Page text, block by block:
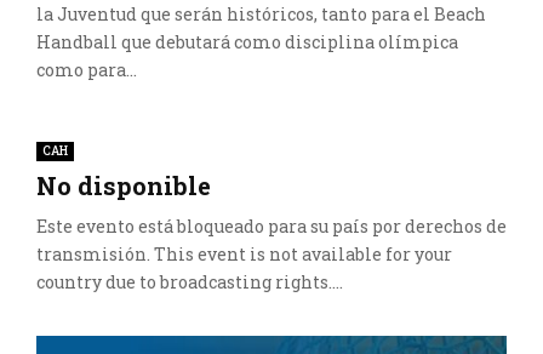
la Juventud que serán históricos, tanto para el Beach
Handball que debutará como disciplina olímpica
como para...
CAH
No disponible
Este evento está bloqueado para su país por derechos de
transmisión. This event is not available for your
country due to broadcasting rights....